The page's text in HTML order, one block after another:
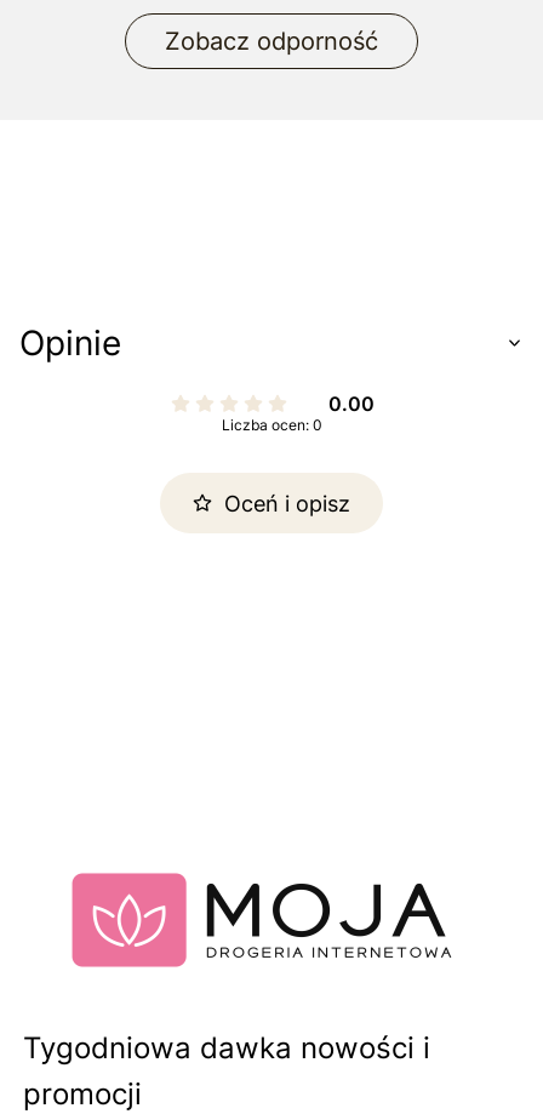
Zobacz odporność
Opinie
0.00
Liczba ocen: 0
Oceń i opisz
Tygodniowa dawka nowości i
promocji